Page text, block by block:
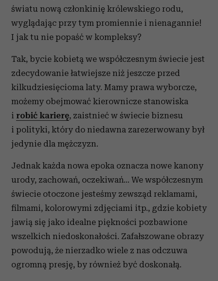
światu nową członkinię królewskiego rodu,
wyglądając przy tym promiennie i nienagannie!
I jak tu nie popaść w kompleksy?
Tak, bycie kobietą we współczesnym świecie jest
zdecydowanie łatwiejsze niż jeszcze przed
kilkudziesięcioma laty. Mamy prawa wyborcze,
możemy obejmować kierownicze stanowiska
i robić karierę, zaistnieć w świecie biznesu
i polityki, który do niedawna zarezerwowany był
jedynie dla mężczyzn.
Jednak każda nowa epoka oznacza nowe kanony
urody, zachowań, oczekiwań… We współczesnym
świecie otoczone jesteśmy zewsząd reklamami,
filmami, kolorowymi zdjęciami itp., gdzie kobiety
jawią się jako idealne piękności pozbawione
wszelkich niedoskonałości. Zafałszowane obrazy
powodują, że nierzadko wiele z nas odczuwa
ogromną presję, by również być doskonałą.